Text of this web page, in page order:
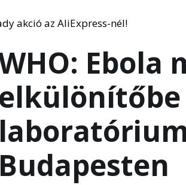
Ebola
Budapesten